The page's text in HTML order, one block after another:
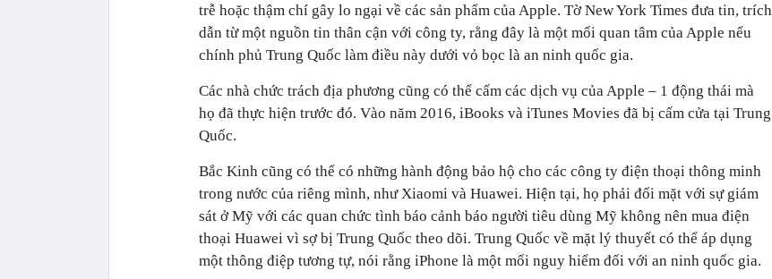
trễ hoặc thậm chí gây lo ngại về các sản phẩm của Apple. Tờ New York Times đưa tin, trích
dẫn từ một nguồn tin thân cận với công ty, rằng đây là một mối quan tâm của Apple nếu
chính phủ Trung Quốc làm điều này dưới vỏ bọc là an ninh quốc gia.
Các nhà chức trách địa phương cũng có thể cấm các dịch vụ của Apple – 1 động thái mà
họ đã thực hiện trước đó. Vào năm 2016, iBooks và iTunes Movies đã bị cấm cửa tại Trung
Quốc.
Bắc Kinh cũng có thể có những hành động bảo hộ cho các công ty điện thoại thông minh
trong nước của riêng mình, như Xiaomi và Huawei. Hiện tại, họ phải đối mặt với sự giám
sát ở Mỹ với các quan chức tình báo cảnh báo người tiêu dùng Mỹ không nên mua điện
thoại Huawei vì sợ bị Trung Quốc theo dõi. Trung Quốc về mặt lý thuyết có thể áp dụng
một thông điệp tương tự, nói rằng iPhone là một mối nguy hiểm đối với an ninh quốc gia.